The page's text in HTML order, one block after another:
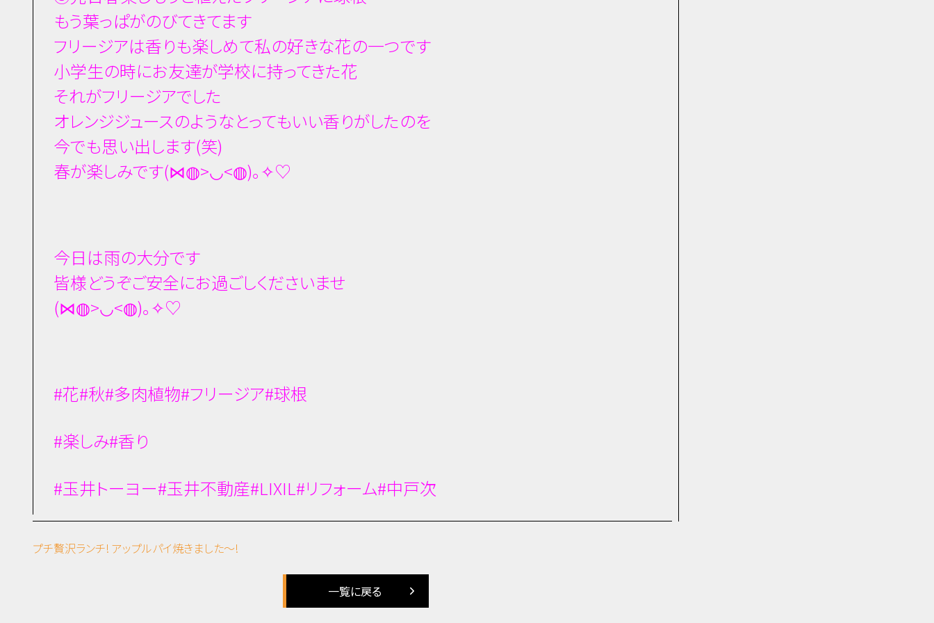
もう葉っぱがのびてきてます
フリージアは香りも楽しめて私の好きな花の一つです
小学生の時にお友達が学校に持ってきた花
それがフリージアでした
オレンジジュースのようなとってもいい香りがしたのを
今でも思い出します(笑)
春が楽しみです(⋈◍>◡<◍)。✧♡
今日は雨の大分です
皆様どうぞご安全にお過ごしくださいませ
(⋈◍>◡<◍)。✧♡
#花#秋#多肉植物#フリージア#球根
#楽しみ#香り
#玉井トーヨー#玉井不動産#LIXIL#リフォーム#中戸次
プチ贅沢ランチ! アップルパイ焼きました～!
一覧に戻る